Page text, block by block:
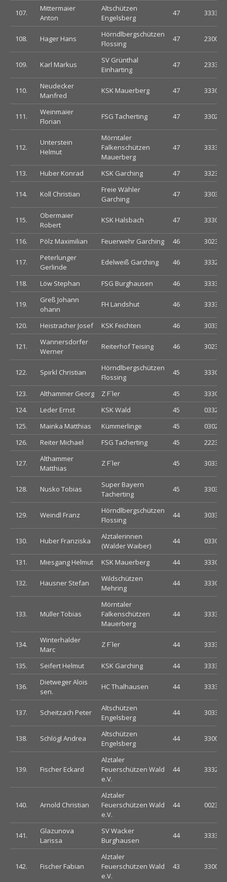
107.
Mittermaier
Anton
Altschützen
Engelsberg
47
108. Hager Hans
Hörndlbergschützen
Flossing
47
109. Karl Markus
SV Grünthal
Einharting
47
110.
Neudecker
Manfred
KSK Mauerberg 47
111.
Weinmaier
Florian
FSG Tacherting 47
112.
Unterstein
Helmut
Mörntaler
Falkenschützen
Mauerberg
47
113. Huber Konrad KSK Garching 47
114. Koll Christian
Freie Wähler
Garching
47
115.
Obermaier
Robert
KSK Halsbach 47
116. Pölz Maximilian Feuerwehr Garching 46
117.
Peterlunger
Gerlinde
Edelweiß Garching 46
118. Löw Stephan FSG Burghausen 46
119.
Greß Johann
ohann
FH Landshut 46
120. Heistracher Josef KSK Feichten 46
121.
Wannersdorfer
Werner
Reiterhof Teising 46
122. Spirkl Christian
Hörndlbergschützen
Flossing
45
123. Althammer Georg Z F´ler 45
124.
Leder Ernst KSK Wald 45
125.
Mainka Matthias Kümmerlinge 45
126.
Reiter Michael FSG Tacherting 45
127.
Althammer
Matthias
Z F´ler 45
128. Nusko Tobias
Super Bayern
Tacherting
45
129. Weindl Franz
Hörndlbergschützen
Flossing
44
130. Huber Franziska
Alztalerinnen
(Walder Waiber)
44
131. Miesgang Helmut KSK Mauerberg 44
132. Hausner Stefan
Wildschützen
Mehring
44
133. Müller Tobias
Mörntaler
Falkenschützen
Mauerberg
44
134.
Winterhalder
Marc
Z F´ler 44
135. Seifert Helmut KSK Garching 44
136.
Dietweger Alois
sen.
HC Thalhausen 44
137. Scheitzach Peter
Altschützen
Engelsberg
44
138. Schlögl Andrea
Altschützen
Engelsberg
44
139. Fischer Eckard
Alztaler
Feuerschützen Wald
e.V.
44
140. Arnold Christian
Alztaler
Feuerschützen Wald
e.V.
44
141.
Glazunova
Larissa
SV Wacker
Burghausen
44
142. Fischer Fabian
Alztaler
Feuerschützen Wald
e.V.
43